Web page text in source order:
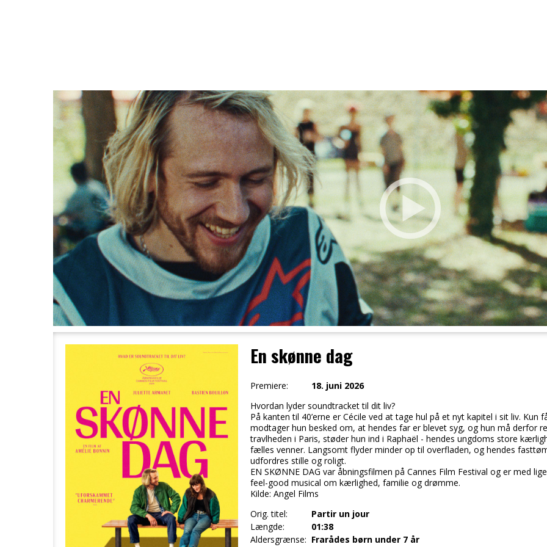
En skønne dag
Premiere:
18. juni 2026
Hvordan lyder soundtracket til dit liv?
På kanten til 40’erne er Cécile ved at tage hul på et nyt kapitel i sit liv.
modtager hun besked om, at hendes far er blevet syg, og hun må derfor
travlheden i Paris, støder hun ind i Raphaël - hendes ungdoms store
fælles venner. Langsomt flyder minder op til overfladen, og hendes
udfordres stille og roligt.
EN SKØNNE DAG var åbningsfilmen på Cannes Film Festival og er med
feel-good musical om kærlighed, familie og drømme.
Kilde: Angel Films
Orig. titel:
Partir un jour
Længde:
01:38
Aldersgrænse: Frarådes børn under 7 år